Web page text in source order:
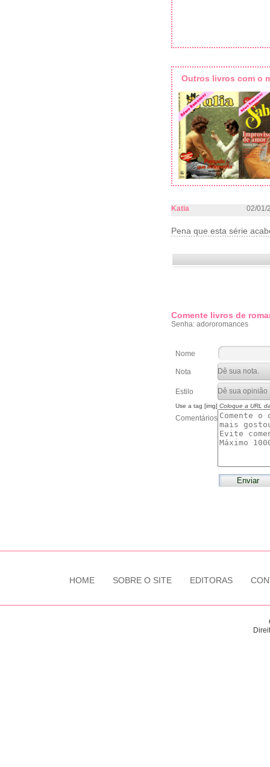
Outros livros com o
Katia 02/01/
Pena que esta série
Comente livros de
Senha: adororomances
Nome
Nota
Estilo
Use a tag [img] Coloque a URL
Comentários
HOME SOBRE O SITE EDITORAS